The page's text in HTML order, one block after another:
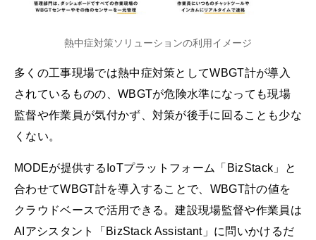
熱中症対策ソリューションの利用イメージ
多くの工事現場では熱中症対策としてWBGT計が導入
されているものの、WBGTが危険水準になっても現場
監督や作業員が気付かず、対策が後手に回ることも少な
くない。
MODEが提供するIoTプラットフォーム「BizStack」と
合わせてWBGT計を導入することで、WBGT計の値を
クラウドベースで活用できる。建設現場監督や作業員は
AIアシスタント「BizStack Assistant」に問いかけるだ